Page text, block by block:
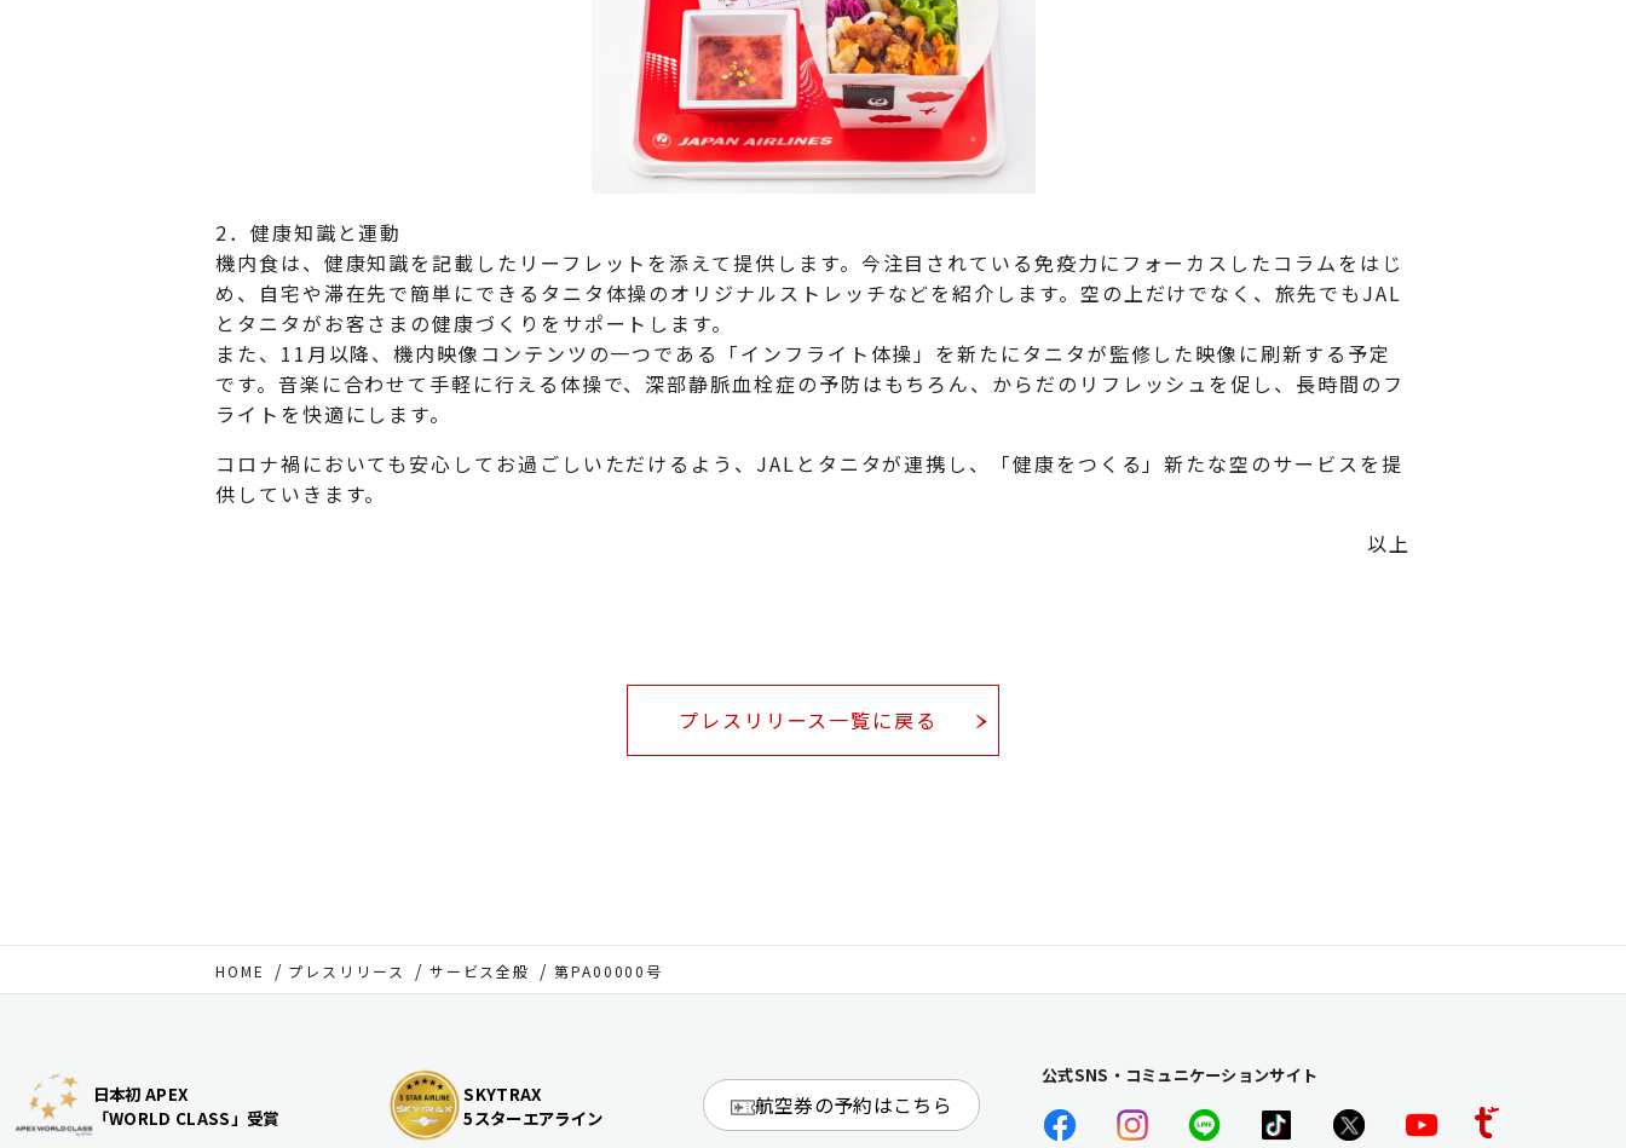
2．健康知識と運動
機内食は、健康知識を記載したリーフレットを添えて提供します。今注目されている免疫力にフォーカスしたコラムをはじ
め、自宅や滞在先で簡単にできるタニタ体操のオリジナルストレッチなどを紹介します。空の上だけでなく、旅先でもJAL
とタニタがお客さまの健康づくりをサポートします。
また、11月以降、機内映像コンテンツの一つである「インフライト体操」を新たにタニタが監修した映像に刷新する予定
です。音楽に合わせて手軽に行える体操で、深部静脈血栓症の予防はもちろん、からだのリフレッシュを促し、長時間のフ
ライトを快適にします。
コロナ禍においても安心してお過ごしいただけるよう、JALとタニタが連携し、「健康をつくる」新たな空のサービスを提
供していきます。
以上
プレスリリース一覧に戻る
HOME プレスリリース サービス全般 第PA00000号
日本初 APEX
「WORLD CLASS」受賞
SKYTRAX
5スターエアライン
航空券の予約はこちら
公式SNS・コミュニケーションサイト